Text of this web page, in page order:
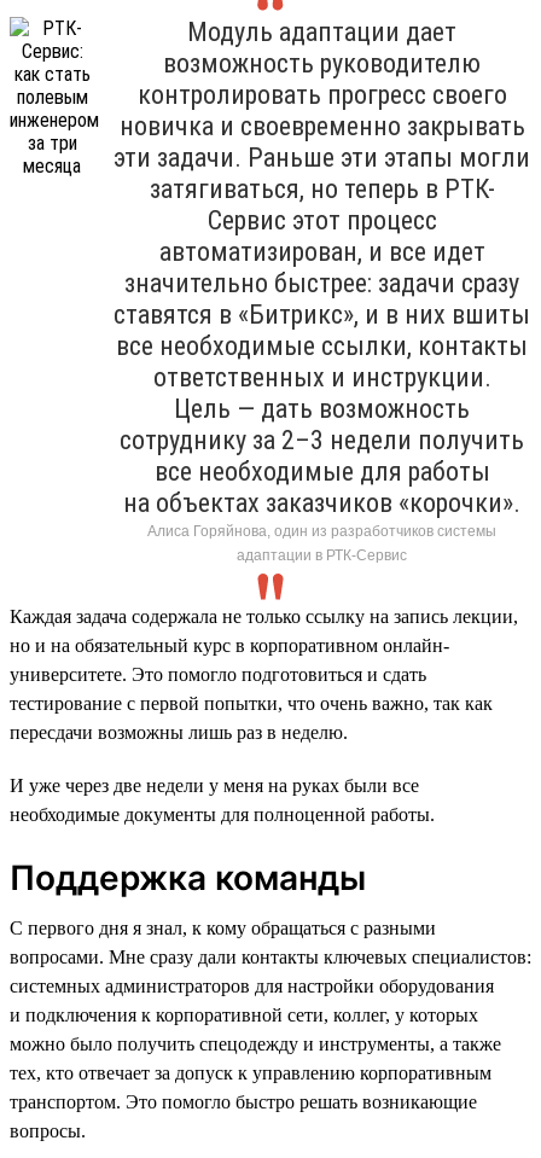
Модуль адаптации дает
возможность руководителю
контролировать прогресс своего
новичка и своевременно закрывать
эти задачи. Раньше эти этапы могли
затягиваться, но теперь в РТК-
Сервис этот процесс
автоматизирован, и все идет
значительно быстрее: задачи сразу
ставятся в «Битрикс», и в них вшиты
все необходимые ссылки, контакты
ответственных и инструкции.
Цель — дать возможность
сотруднику за 2–3 недели получить
все необходимые для работы
на объектах заказчиков «корочки».
Алиса Горяйнова, один из разработчиков системы
адаптации в РТК-Сервис
Каждая задача содержала не только ссылку на запись лекции,
но и на обязательный курс в корпоративном онлайн-
университете. Это помогло подготовиться и сдать
тестирование с первой попытки, что очень важно, так как
пересдачи возможны лишь раз в неделю.
И уже через две недели у меня на руках были все
необходимые документы для полноценной работы.
Поддержка команды
С первого дня я знал, к кому обращаться с разными
вопросами. Мне сразу дали контакты ключевых специалистов:
системных администраторов для настройки оборудования
и подключения к корпоративной сети, коллег, у которых
можно было получить спецодежду и инструменты, а также
тех, кто отвечает за допуск к управлению корпоративным
транспортом. Это помогло быстро решать возникающие
вопросы.